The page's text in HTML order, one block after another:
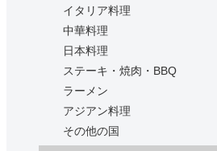
イタリア料理
中華料理
日本料理
ステーキ・焼肉・BBQ
ラーメン
アジアン料理
その他の国